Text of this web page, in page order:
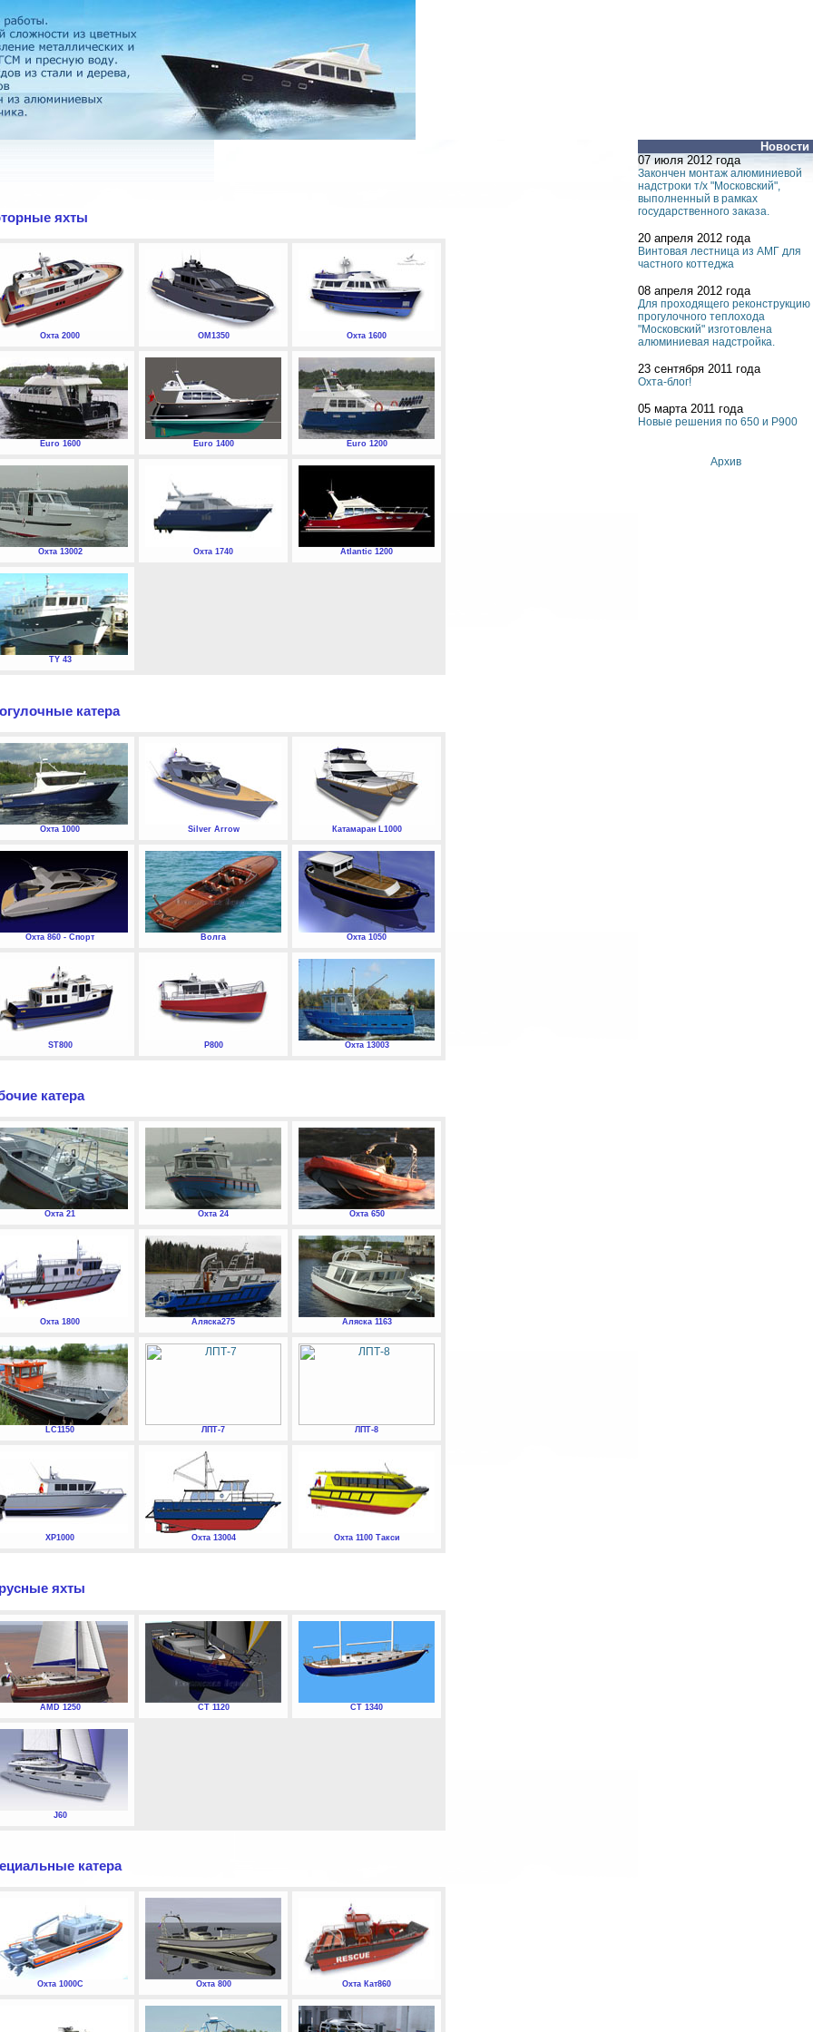
Новости
07 июля 2012 года
Закончен монтаж алюминиевой
надстроки т/х "Московский",
выполненный в рамках
государственного заказа.
20 апреля 2012 года
Винтовая лестница из АМГ для
частного коттеджа
08 апреля 2012 года
Для проходящего реконструкцию
прогулочного теплохода
"Московский" изготовлена
алюминиевая надстройка.
23 сентября 2011 года
Охта-блог!
05 марта 2011 года
Новые решения по 650 и P900
Архив
яхты
Охта 2000 ОМ1350 Охта 1600
Euro 1600 Euro 1400 Euro 1200
Охта 13002 Охта 1740 Atlantic 1200
TY 43
катера
Охта 1000 Silver Arrow Катамаран L1000
Охта 860 - Спорт Волга Охта 1050
ST800 P800 Охта 13003
катера
Охта 21 Охта 24 Охта 650
Охта 1800 Аляска275 Аляска 1163
LC1150 ЛПТ-7 ЛПТ-8
XP1000 Охта 13004 Охта 1100 Такси
яхты
AMD 1250 СТ 1120 СТ 1340
J60
катера
Охта 1000С Охта 800 Охта Кат860